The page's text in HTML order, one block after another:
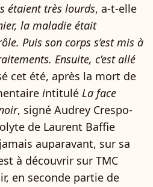
étaient très lourds, a-t-elle
la maladie était
Puis son corps s’est mis à
Ensuite, c’est allé
cet été, après la mort de
intitulé La face
, signé Audrey Crespo-
de Laurent Baffie
auparavant, sur sa
à découvrir sur TMC
en seconde partie de